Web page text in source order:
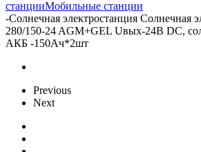
станцииМобильные станции
-Солнечная электростанция Солнечная
280/150-24 AGM+GEL Uвых-24В DC,
АКБ -150Aч*2шт
Previous
Next